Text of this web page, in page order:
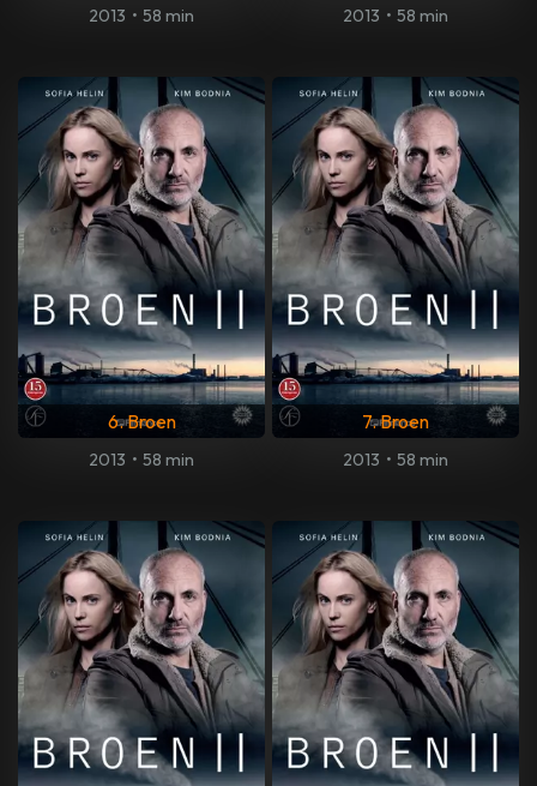
2013 • 58 min 2013 • 58 min
6. Broen
2013 • 58 min
7. Broen
2013 • 58 min